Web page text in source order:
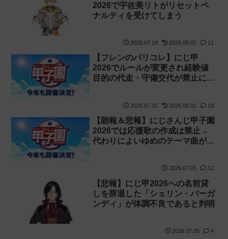
2026で宇佐美リトがリセットペ
ナルティを受けてしまう
2026.07.18 2026.08.01 11
【フレンのパリコレ】にじ甲
2026でルールが変更され経験値
目的の代走・守備交代が禁止に
2026.07.15 2026.08.01 19
【朗報＆悲報】にじさんじ甲子園
2026では応援歌の作成は禁止→
代わりによいゆめのテーマ曲が作
2026.07.05 12
【悲報】にじ甲2026への名前貸
しを辞退した「シェリン・バーガ
ンディ」が体調不良であると判明
2026.07.05 4